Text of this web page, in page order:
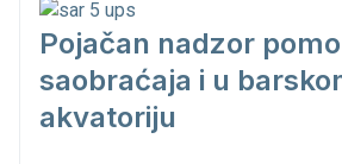
Pojačan nadzor
saobraćaja i u
akvatoriju